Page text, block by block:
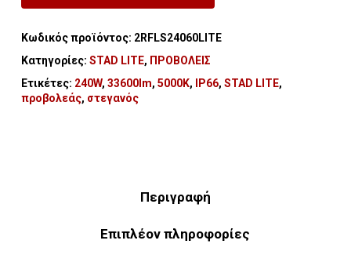
Κωδικός προϊόντος: 2RFLS24060LITE
Κατηγορίες: STAD LITE, ΠΡΟΒΟΛΕΙΣ
Ετικέτες: 240W, 33600lm, 5000K, IP66, STAD LITE,
προβολεάς, στεγανός
Περιγραφή
Επιπλέον πληροφορίες